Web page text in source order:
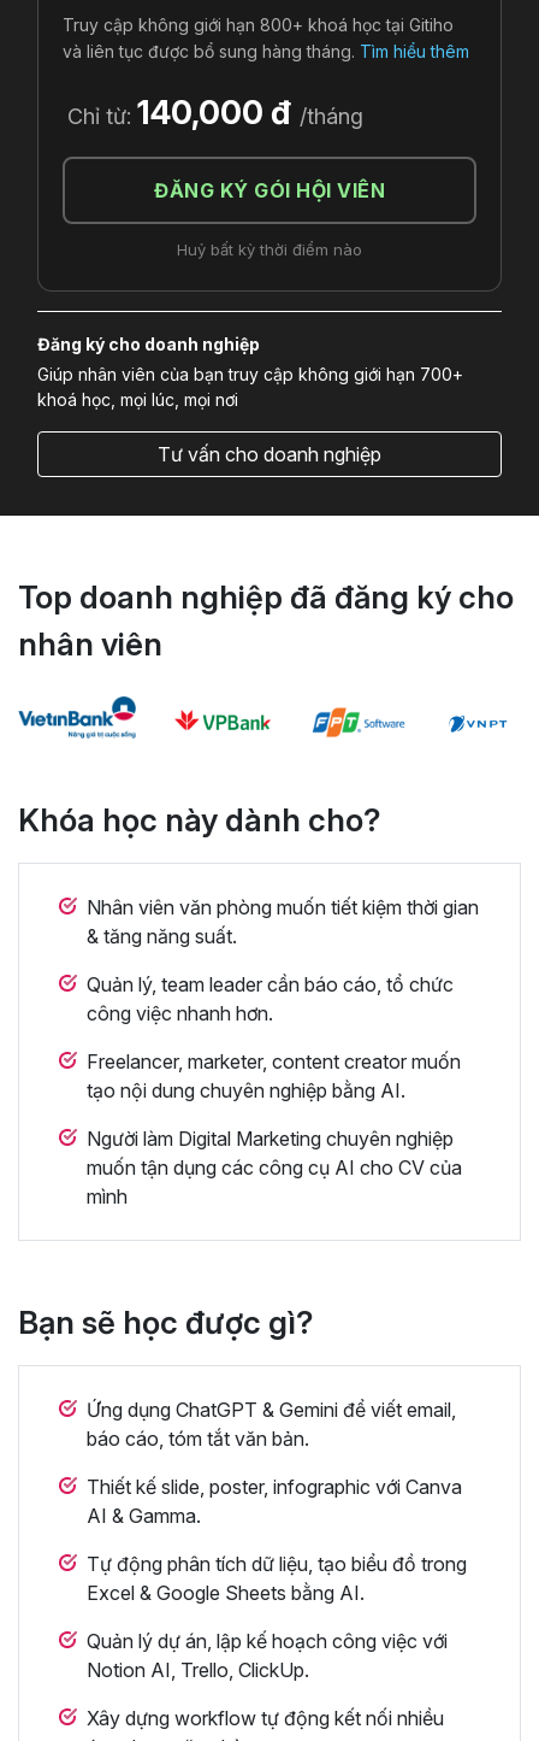
Truy cập không giới hạn 800+ khoá học tại Gitiho
và liên tục được bổ sung hàng tháng. Tìm hiểu thêm
Chỉ từ: 140,000 đ /tháng
ĐĂNG KÝ GÓI HỘI VIÊN
Huỷ bất kỳ thời điểm nào
Đăng ký cho doanh nghiệp
Giúp nhân viên của bạn truy cập không giới hạn 700+
khoá học, mọi lúc, mọi nơi
Tư vấn cho doanh nghiệp
Top doanh nghiệp đã đăng ký cho
nhân viên
Khóa học này dành cho?
Nhân viên văn phòng muốn tiết kiệm thời gian
& tăng năng suất.
Quản lý, team leader cần báo cáo, tổ chức
công việc nhanh hơn.
Freelancer, marketer, content creator muốn
tạo nội dung chuyên nghiệp bằng AI.
Người làm Digital Marketing chuyên nghiệp
muốn tận dụng các công cụ AI cho CV của
mình
Bạn sẽ học được gì?
Ứng dụng ChatGPT & Gemini để viết email,
báo cáo, tóm tắt văn bản.
Thiết kế slide, poster, infographic với Canva
AI & Gamma.
Tự động phân tích dữ liệu, tạo biểu đồ trong
Excel & Google Sheets bằng AI.
Quản lý dự án, lập kế hoạch công việc với
Notion AI, Trello, ClickUp.
Xây dựng workflow tự động kết nối nhiều